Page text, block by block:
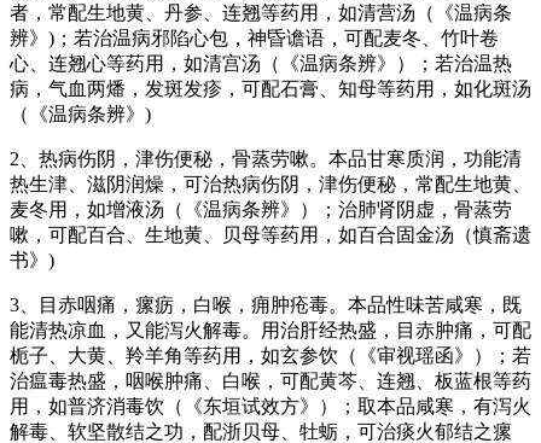
者，常配生地黄、丹参、连翘等药用，如清营汤（《温病条
辨》)；若治温病邪陷心包，神昏谵语，可配麦冬、竹叶卷
心、连翘心等药用，如清宫汤（《温病条辨》）；若治温热
病，气血两燔，发斑发疹，可配石膏、知母等药用，如化斑汤
（《温病条辨》)
2、热病伤阴，津伤便秘，骨蒸劳嗽。本品甘寒质润，功能清
热生津、滋阴润燥，可治热病伤阴，津伤便秘，常配生地黄、
麦冬用，如增液汤（《温病条辨》）；治肺肾阴虚，骨蒸劳
嗽，可配百合、生地黄、贝母等药用，如百合固金汤（慎斋遗
书》)
3、目赤咽痛，瘰疬，白喉，痈肿疮毒。本品性味苦咸寒，既
能清热凉血，又能泻火解毒。用治肝经热盛，目赤肿痛，可配
栀子、大黄、羚羊角等药用，如玄参饮（《审视瑶函》）；若
治瘟毒热盛，咽喉肿痛、白喉，可配黄芩、连翘、板蓝根等药
用，如普济消毒饮（《东垣试效方》）；取本品咸寒，有泻火
解毒、软坚散结之功，配浙贝母、牡蛎，可治痰火郁结之瘰